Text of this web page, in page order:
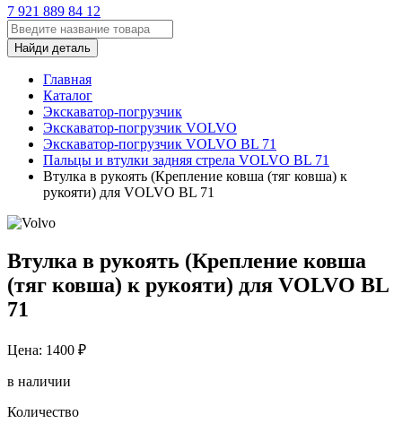
7 921 889 84 12
Найди деталь
Главная
Каталог
Экскаватор-погрузчик
Экскаватор-погрузчик VOLVO
Экскаватор-погрузчик VOLVO BL 71
Пальцы и втулки задняя стрела VOLVO BL 71
Втулка в рукоять (Крепление ковша (тяг ковша) к
рукояти) для VOLVO BL 71
Втулка в рукоять (Крепление ковша
(тяг ковша) к рукояти) для VOLVO BL
71
Цена: 1400 ₽
в наличии
Количество